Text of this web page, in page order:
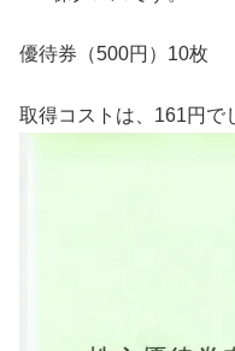
優待券（500円）10枚
取得コストは、161円で